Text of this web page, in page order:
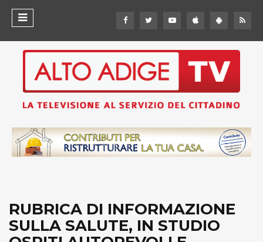
RUBRICA DI INFORMAZIONE
SULLA SALUTE, IN STUDIO